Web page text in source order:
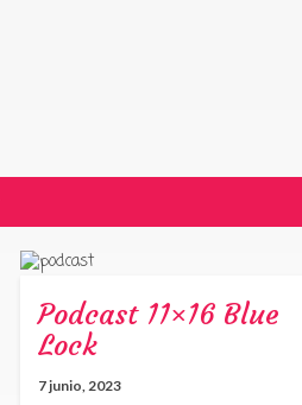
Podcast 11×16 Blue
Lock
7 junio, 2023